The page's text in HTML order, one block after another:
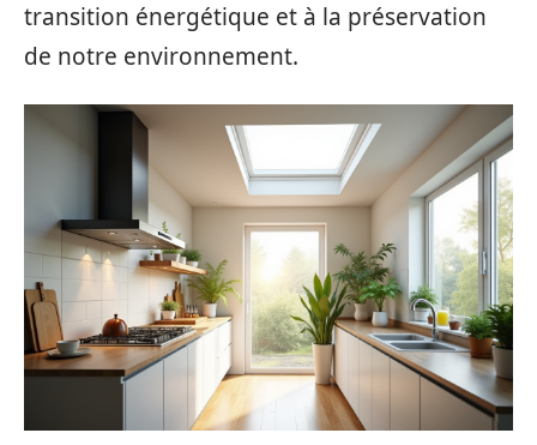
transition énergétique et à la préservation
de notre environnement.